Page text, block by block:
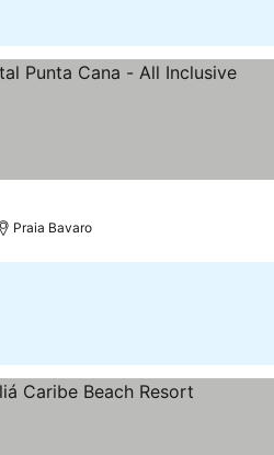
Praia Bavaro